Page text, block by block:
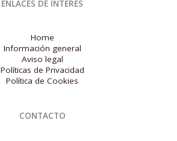
ENLACES DE INTERÉS
Home
Información general
Aviso legal
Políticas de Privacidad
Política de Cookies
CONTACTO